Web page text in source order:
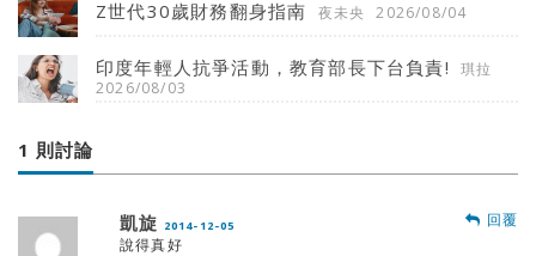
Z世代30歲財務翻身指南 夜未央 2026/08/04
印度年輕人抗爭活動，教育部長下台負責!
琪拉
2026/08/03
1 則討論
凱旋 2014-12-05
說得真好
回覆